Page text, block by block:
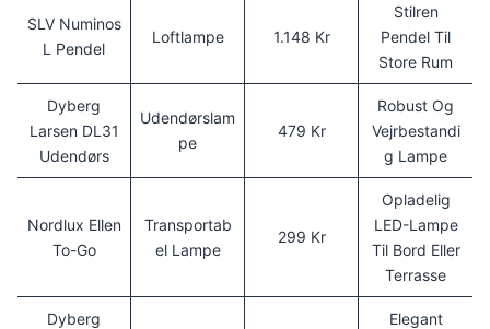
SLV Numinos
L Pendel
Loftlampe 1.148 Kr
Stilren
Pendel Til
Store Rum
Dyberg
Larsen DL31
Udendørs
Udendørslam
Pe
479 Kr
Robust Og
Vejrbestandi
G Lampe
Nordlux Ellen
To-Go
Transportab
El Lampe
299 Kr
Opladelig
LED-Lampe
Til Bord Eller
Terrasse
Dyberg
Elegant